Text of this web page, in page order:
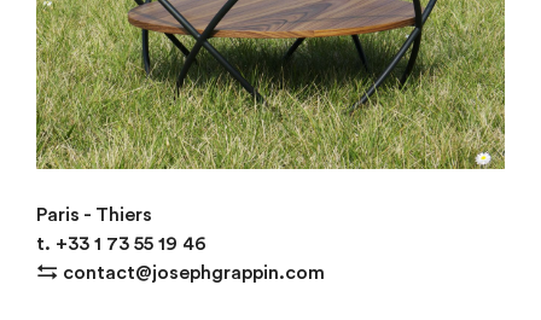
Table Houlgate
Paris - Thiers
t. +33 1 73 55 19 46
⇆ contact@josephgrappin.com